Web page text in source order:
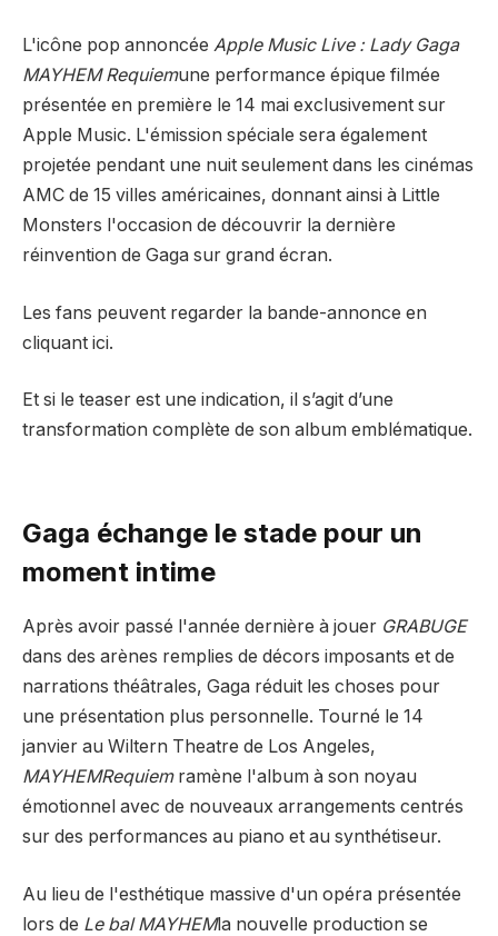
L'icône pop annoncée Apple Music Live : Lady Gaga
MAYHEM Requiemune performance épique filmée
présentée en première le 14 mai exclusivement sur
Apple Music. L'émission spéciale sera également
projetée pendant une nuit seulement dans les cinémas
AMC de 15 villes américaines, donnant ainsi à Little
Monsters l'occasion de découvrir la dernière
réinvention de Gaga sur grand écran.
Les fans peuvent regarder la bande-annonce en
cliquant ici.
Et si le teaser est une indication, il s’agit d’une
transformation complète de son album emblématique.
Gaga échange le stade pour un
moment intime
Après avoir passé l'année dernière à jouer GRABUGE
dans des arènes remplies de décors imposants et de
narrations théâtrales, Gaga réduit les choses pour
une présentation plus personnelle. Tourné le 14
janvier au Wiltern Theatre de Los Angeles,
MAYHEMRequiemramène l'album à son noyau
émotionnel avec de nouveaux arrangements centrés
sur des performances au piano et au synthétiseur.
Au lieu de l'esthétique massive d'un opéra présentée
lors de Le bal MAYHEMla nouvelle production se